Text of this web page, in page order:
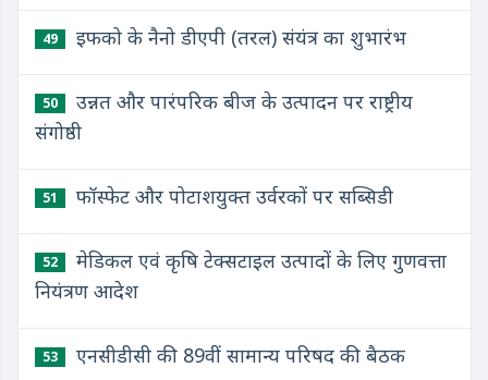
49 इफको के नैनो डीएपी (तरल) संयंत्र का शुभारंभ
50
उन्नत और पारंपरिक बीज के उत्पादन पर राष्ट्रीय
संगोष्ठी
51 फॉस्फेट और पोटाशयुक्त उर्वरकों पर सब्सिडी
52
मेडिकल एवं कृषि टेक्सटाइल उत्पादों के लिए गुणवत्ता
नियंत्रण आदेश
53 एनसीडीसी की 89वीं सामान्य परिषद की बैठक